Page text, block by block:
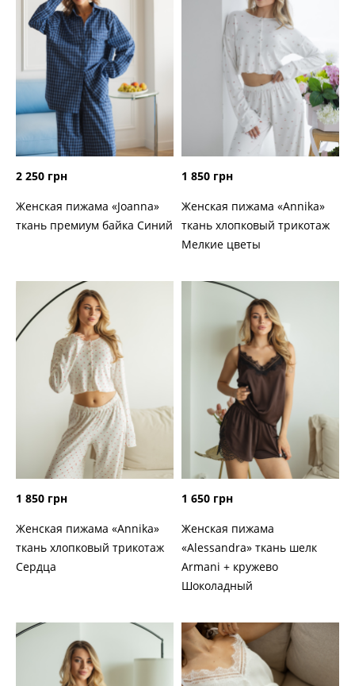
2 250 грн
Женская пижама «Joanna»
ткань премиум байка Синий
1 850 грн
Женская пижама «Annika»
ткань хлопковый трикотаж
Мелкие цветы
1 850 грн
Женская пижама «Annika»
ткань хлопковый трикотаж
Сердца
1 650 грн
Женская пижама
«Alessandra» ткань шелк
Armani + кружево
Шоколадный